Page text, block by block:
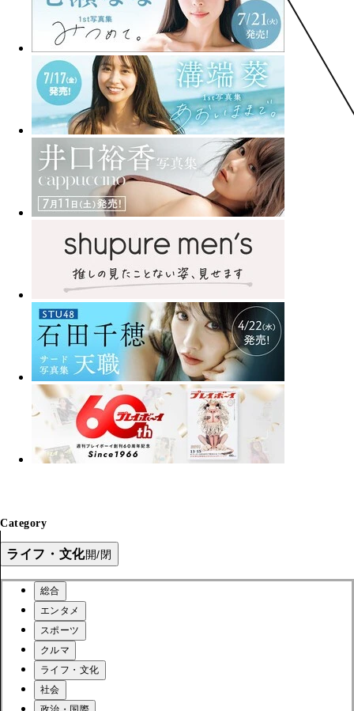
Category
ライフ・文化開/閉
総合
エンタメ
スポーツ
クルマ
ライフ・文化
社会